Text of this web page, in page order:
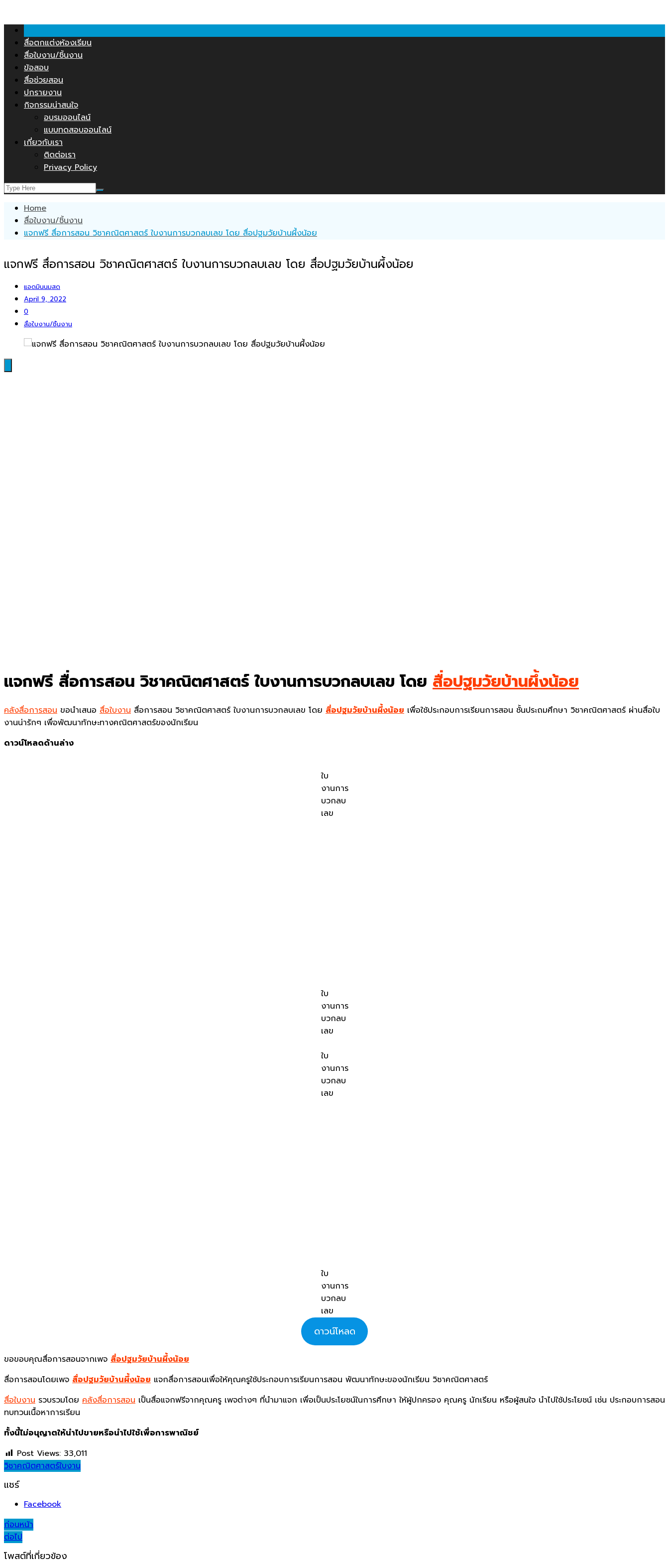
to
content
สื่อตกแต่งห้องเรียน
สื่อใบงาน/ชิ้นงาน
ข้อสอบ
สื่อช่วยสอน
ปกรายงาน
กิจกรรมน่าสนใจ
อบรมออนไลน์
แบบทดสอบออนไลน์
เกี่ยวกับเรา
ติดต่อเรา
Privacy Policy
Home
สื่อใบงาน/ชิ้นงาน
แจกฟรี สื่อการสอน วิชาคณิตศาสตร์ ใบงานการบวกลบเลข โดย สื่อปฐมวัยบ้านผึ้งน้อย
แจกฟรี สื่อการสอน วิชาคณิตศาสตร์ ใบงานการบวกลบเลข โดย สื่อปฐมวัยบ้านผึ้งน้อย
แอดมินนมสด
April 9, 2022
0
สื่อใบงาน/ชิ้นงาน
แจกฟรี สื่อการสอน วิชาคณิตศาสตร์ ใบงานการบวกลบเลข โดย สื่อปฐมวัยบ้านผึ้งน้อย
คลังสื่อการสอน ขอนำเสนอ สื่อใบงาน สื่อการสอน วิชาคณิตศาสตร์ ใบงานการบวกลบเลข โดย สื่อปฐมวัยบ้านผึ้งน้อย เพื่อใช้ประกอบการเรียนการสอน ชั้นประถมศึกษา วิชาคณิตศาสตร์ ผ่านสื่อใบ
งานน่ารักๆ เพื่อพัฒนาทักษะทางคณิตศาสตร์ของนักเรียน
ดาวน์โหลดด้านล่าง
ใบ
งานการ
บวกลบ
เลข
ใบ
งานการ
บวกลบ
เลข
ใบ
งานการ
บวกลบ
เลข
ใบ
งานการ
บวกลบ
เลข
ดาวน์โหลด
ขอขอบคุณสื่อการสอนจากเพจ สื่อปฐมวัยบ้านผึ้งน้อย
สื่อการสอนโดยเพจ สื่อปฐมวัยบ้านผึ้งน้อย แจกสื่อการสอนเพื่อให้คุณครูใช้ประกอบการเรียนการสอน พัฒนาทักษะของนักเรียน วิชาคณิตศาสตร์
สื่อใบงาน รวบรวมโดย คลังสื่อการสอน เป็นสื่อแจกฟรีจากคุณครู เพจต่างๆ ที่นำมาแจก เพื่อเป็นประโยชน์ในการศึกษา ให้ผู้ปกครอง คุณครู นักเรียน หรือผู้สนใจ นำไปใช้ประโยชน์ เช่น ประกอบการสอน
ทบทวนเนื้อหาการเรียน
ทั้งนี้ไม่อนุญาตให้นำไปขายหรือนำไปใช้เพื่อการพาณิชย์
Post Views: 33,011
วิชาคณิตศาสตร์ใบงาน
แชร์
Facebook
Post
navigation
ก่อนหน้า
ต่อไป
โพสต์ที่เกี่ยวข้อง